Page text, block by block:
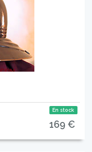
En stock
169 €